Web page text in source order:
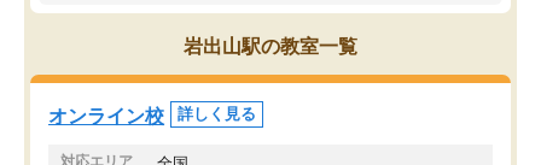
のも重宝しています。
岩出山駅の教室一覧
オンライン校 詳しく見る
対応エリア